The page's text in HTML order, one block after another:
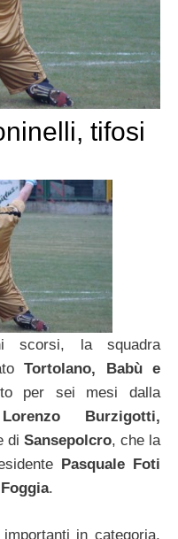
tifosi
scorsi, la squadra
Tortolano, Babù e
per sei mesi dalla
Lorenzo Burzigotti,
di Sansepolcro, che la
Pasquale Foti
Foggia.
in categoria,